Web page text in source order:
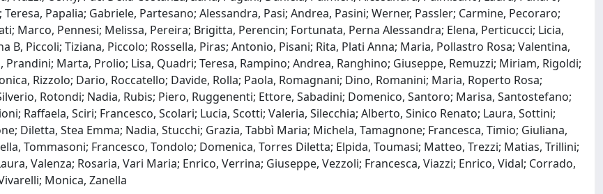
Papalia; Gabriele, Partesano; Alessandra, Pasi; Andrea, Pasini; Werner, Passler; Carmine, Pecoraro;
Marco, Pennesi; Melissa, Pereira; Brigitta, Perencin; Fortunata, Perna Alessandra; Elena, Perticucci; Licia,
B, Piccoli; Tiziana, Piccolo; Rossella, Piras; Antonio, Pisani; Rita, Plati Anna; Maria, Pollastro Rosa; Valentina,
Prandini; Marta, Prolio; Lisa, Quadri; Teresa, Rampino; Andrea, Ranghino; Giuseppe, Remuzzi; Miriam, Rigoldi;
Rizzolo; Dario, Roccatello; Davide, Rolla; Paola, Romagnani; Dino, Romanini; Maria, Roperto Rosa;
Rotondi; Nadia, Rubis; Piero, Ruggenenti; Ettore, Sabadini; Domenico, Santoro; Marisa, Santostefano;
Raffaela, Sciri; Francesco, Scolari; Lucia, Scotti; Valeria, Silecchia; Alberto, Sinico Renato; Laura, Sottini;
Diletta, Stea Emma; Nadia, Stucchi; Grazia, Tabbì Maria; Michela, Tamagnone; Francesca, Timio; Giuliana,
Tommasoni; Francesco, Tondolo; Domenica, Torres Diletta; Elpida, Toumasi; Matteo, Trezzi; Matias, Trillini;
Valenza; Rosaria, Vari Maria; Enrico, Verrina; Giuseppe, Vezzoli; Francesca, Viazzi; Enrico, Vidal; Corrado,
Monica, Zanella